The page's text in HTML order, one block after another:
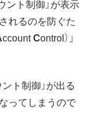
ント制御」が表示
れるのを防ぐた
ccountControl）」
ト制御」が出る
ってしまうので